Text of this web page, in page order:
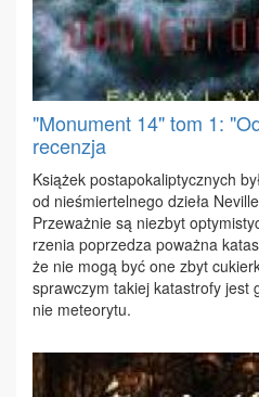
"Monument 14" tom 1:
recenzja
Ksią­żek po­sta­po­ka­lip­tycz­nych
od nie­śmier­tel­ne­go dzie­ła
Prze­waż­nie są nie­zbyt
rze­nia po­prze­dza po­waż­na
że nie mo­gą być one zbyt
spraw­czym ta­kiej ka­ta­stro­fy
nie me­te­ory­tu.